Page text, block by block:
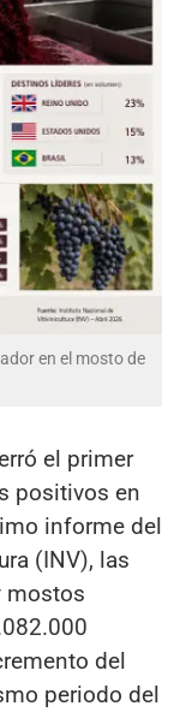
en el mosto de
el primer
positivos en
informe del
(INV), las
mostos
del
periodo del